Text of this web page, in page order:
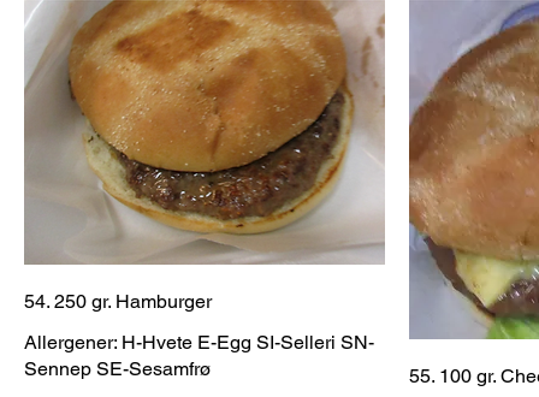
54. 250 gr. Hamburger
Allergener: H-Hvete E-Egg SI-Selleri SN-
55. 100 gr.